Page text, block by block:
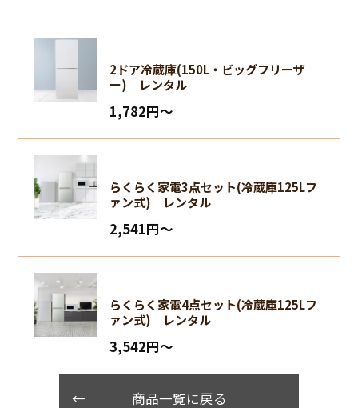
2ドア冷蔵庫(150L・ビッグフリーザ
ー) レンタル
1,782円〜
らくらく家電3点セット(冷蔵庫125Lフ
ァン式) レンタル
2,541円〜
らくらく家電4点セット(冷蔵庫125Lフ
ァン式) レンタル
3,542円〜
商品一覧に戻る